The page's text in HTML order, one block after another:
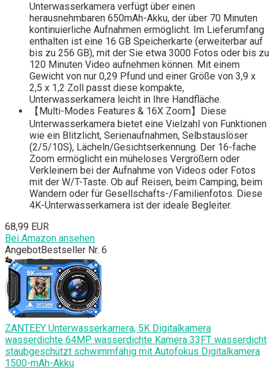
Unterwasserkamera verfügt über einen
herausnehmbaren 650mAh-Akku, der über 70 Minuten
kontinuierliche Aufnahmen ermöglicht. Im Lieferumfang
enthalten ist eine 16 GB Speicherkarte (erweiterbar auf
bis zu 256 GB), mit der Sie etwa 3000 Fotos oder bis zu
120 Minuten Video aufnehmen können. Mit einem
Gewicht von nur 0,29 Pfund und einer Größe von 3,9 x
2,5 x 1,2 Zoll passt diese kompakte,
Unterwasserkamera leicht in Ihre Handfläche.
【Multi-Modes Features & 16X Zoom】Diese
Unterwasserkamera bietet eine Vielzahl von Funktionen
wie ein Blitzlicht, Serienaufnahmen, Selbstauslöser
(2/5/10S), Lächeln/Gesichtserkennung. Der 16-fache
Zoom ermöglicht ein müheloses Vergrößern oder
Verkleinern bei der Aufnahme von Videos oder Fotos
mit der W/T-Taste. Ob auf Reisen, beim Camping, beim
Wandern oder für Gesellschafts-/Familienfotos. Diese
4K-Unterwasserkamera ist der ideale Begleiter.
68,99 EUR
Bei Amazon ansehen
AngebotBestseller Nr. 6
ZANTEEY Unterwasserkamera, 5K Digitalkamera
wasserdichte 64MP wasserdichte Kamera 33FT wasserdicht
staubgeschützt schwimmfähig mit Autofokus Digitalkamera
1500-mAh-Akku